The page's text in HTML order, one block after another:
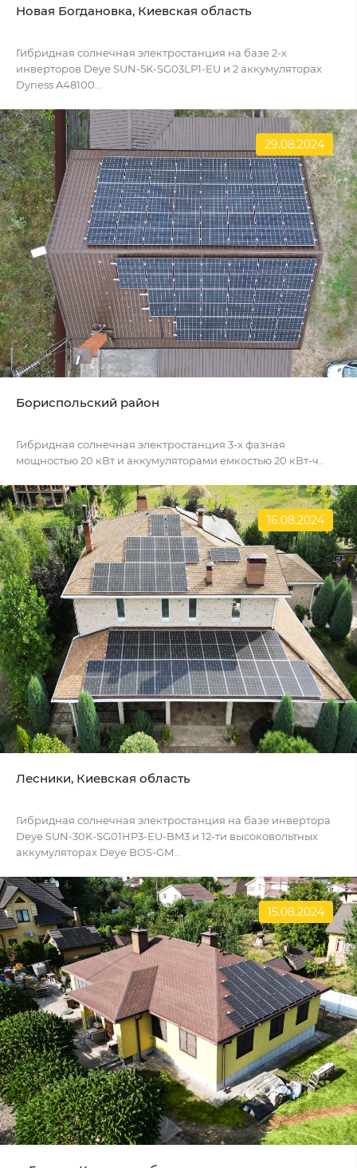
Новая Богдановка, Киевская область
Гибридная солнечная электростанция на базе 2-х
инверторов Deye SUN-5K-SG03LP1-EU и 2 аккумуляторах
Dyness A48100...
29.08.2024
Бориспольский район
Гибридная солнечная электростанция 3-х фазная
мощностью 20 кВт и аккумуляторами емкостью 20 кВт-ч..
16.08.2024
Лесники, Киевская область
Гибридная солнечная электростанция на базе инвертора
Deye SUN-30K-SG01HP3-EU-BM3 и 12-ти высоковольтных
аккумуляторах Deye BOS-GM...
15.08.2024